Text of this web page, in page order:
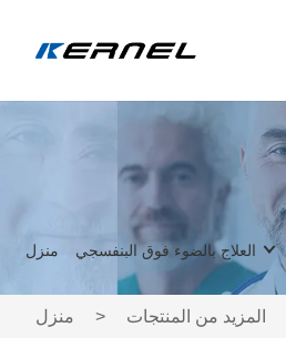
منزل العلاج بالضوء فوق البنفسجي
منزل > المزيد من المنتجات